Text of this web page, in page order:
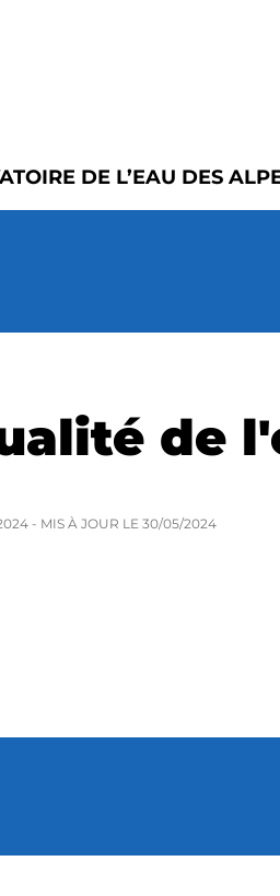
DE L’EAU DES
de
- MIS À JOUR LE 30/05/2024